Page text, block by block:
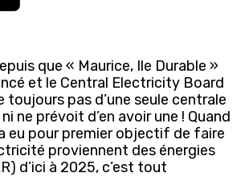
que « Maurice, Ile Durable »
et le Central Electricity Board
toujours pas d’une seule centrale
ne prévoit d’en avoir une ! Quand
eu pour premier objectif de faire
proviennent des énergies
d’ici à 2025, c’est tout